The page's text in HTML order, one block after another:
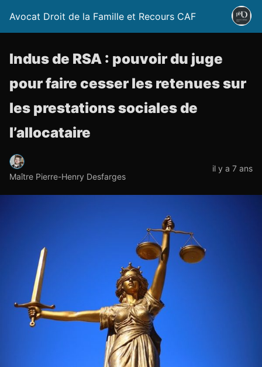
Avocat Droit de la Famille et Recours CAF
Indus de RSA : pouvoir du juge
pour faire cesser les retenues sur
les prestations sociales de
l’allocataire
Maître Pierre-Henry Desfarges
il y a 7 ans